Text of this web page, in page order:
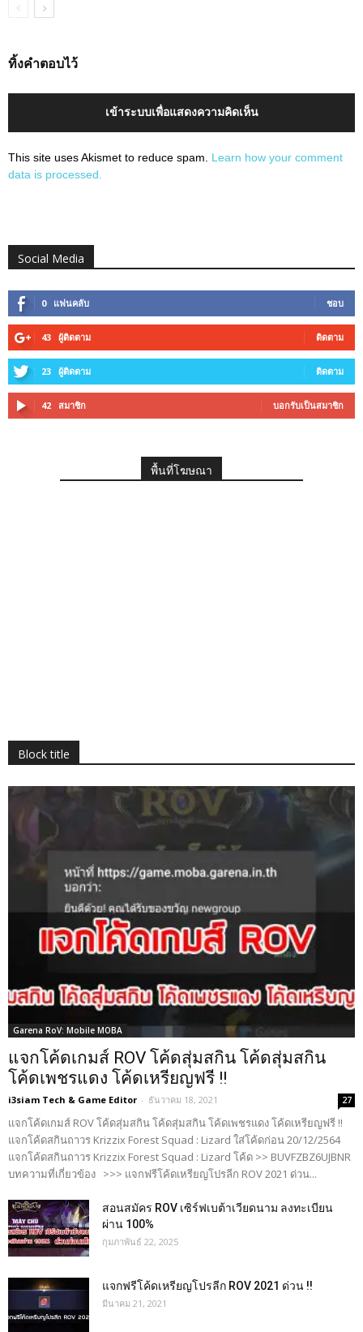
ทิ้งคำตอบไว้
เข้าระบบเพื่อแสดงความคิดเห็น
This site uses Akismet to reduce spam. Learn how your comment
data is processed.
Social Media
0 แฟนคลับ ชอบ
43 ผู้ติดตาม ติดตาม
23 ผู้ติดตาม ติดตาม
42 สมาชิก บอกรับเป็นสมาชิก
พื้นที่โฆษณา
Block title
Garena RoV: Mobile MOBA
แจกโค้ดเกมส์ ROV โค้ดสุ่มสกิน โค้ดสุ่มสกิน
โค้ดเพชรแดง โค้ดเหรียญฟรี !!
i3siam Tech & Game Editor - ธันวาคม 18, 2021 27
แจกโค้ดเกมส์ ROV โค้ดสุ่มสกิน โค้ดสุ่มสกิน โค้ดเพชรแดง โค้ดเหรียญฟรี !!
แจกโค้ดสกินถาวร Krizzix Forest Squad : Lizard ใส่โค้ดก่อน 20/12/2564
แจกโค้ดสกินถาวร Krizzix Forest Squad : Lizard โค้ด >> BUVFZBZ6UJBNR
บทความที่เกี่ยวข้อง >>> แจกฟรีโค้ดเหรียญโปรลีก ROV 2021 ด่วน...
สอนสมัคร ROV เซิร์ฟเบต้าเวียดนาม ลงทะเบียน
ผ่าน 100%
กุมภาพันธ์ 22, 2025
แจกฟรีโค้ดเหรียญโปรลีก ROV 2021 ด่วน !!
มีนาคม 21, 2021